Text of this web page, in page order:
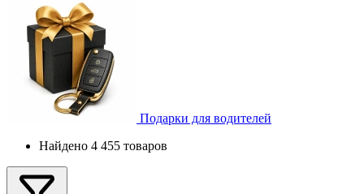
Подарки для водителей
Найдено 4 455 товаров